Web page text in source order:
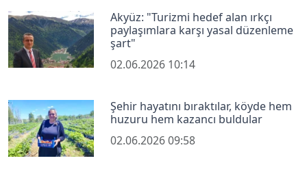
Akyüz: "Turizmi hedef alan ırkçı
paylaşımlara karşı yasal düzenleme
şart"
02.06.2026 10:14
Şehir hayatını bıraktılar, köyde hem
huzuru hem kazancı buldular
02.06.2026 09:58